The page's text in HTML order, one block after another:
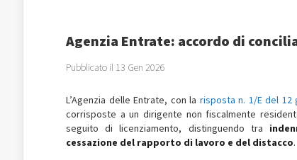
Agenzia Entrate: accordo di
Pubblicato il 13 Gen 2026
L’Agenzia delle Entrate, con la risposta n. 1/E del 12
corrisposte a un dirigente non fiscalmente
seguito di licenziamento, distinguendo tra
cessazione del rapporto di lavoro e del distacco.